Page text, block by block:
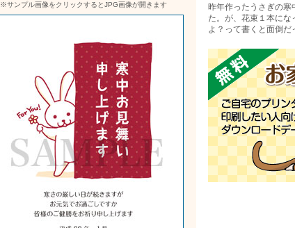
※サンプル画像をクリックするとJPG画像が開きます
昨年作ったうさぎの
た。が、花束１本に
よ？って書くと面倒だ